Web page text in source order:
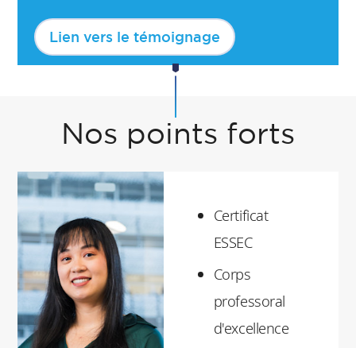
Lien vers le témoignage
Nos points forts
Certificat
ESSEC
Corps
professoral
d'excellence